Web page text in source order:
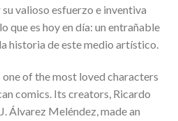
valioso esfuerzo e inventiva
que es hoy en día: un entrañable
historia de este medio artístico.
of the most loved characters
comics. Its creators, Ricardo
Álvarez Meléndez, made an